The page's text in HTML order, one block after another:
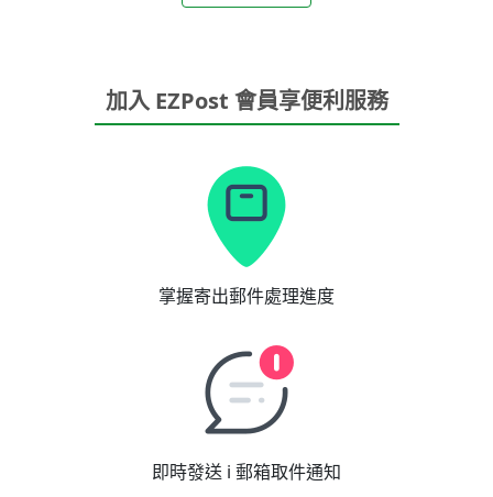
加入 EZPost 會員享便利服務
掌握寄出郵件處理進度
即時發送 i 郵箱取件通知